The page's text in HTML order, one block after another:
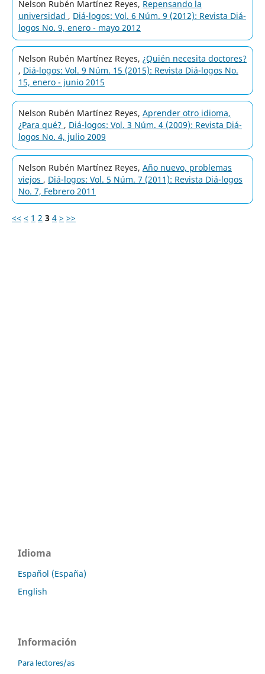
Nelson Rubén Martínez Reyes, Repensando la
universidad , Diá-logos: Vol. 6 Núm. 9 (2012): Revista Diá-
logos No. 9, enero - mayo 2012
Nelson Rubén Martínez Reyes, ¿Quién necesita doctores?
, Diá-logos: Vol. 9 Núm. 15 (2015): Revista Diá-logos No.
15, enero - junio 2015
Nelson Rubén Martínez Reyes, Aprender otro idioma,
¿Para qué? , Diá-logos: Vol. 3 Núm. 4 (2009): Revista Diá-
logos No. 4, julio 2009
Nelson Rubén Martínez Reyes, Año nuevo, problemas
viejos , Diá-logos: Vol. 5 Núm. 7 (2011): Revista Diá-logos
No. 7, Febrero 2011
<< < 1 2 3 4 > >>
Idioma
Español (España)
English
Información
Para lectores/as